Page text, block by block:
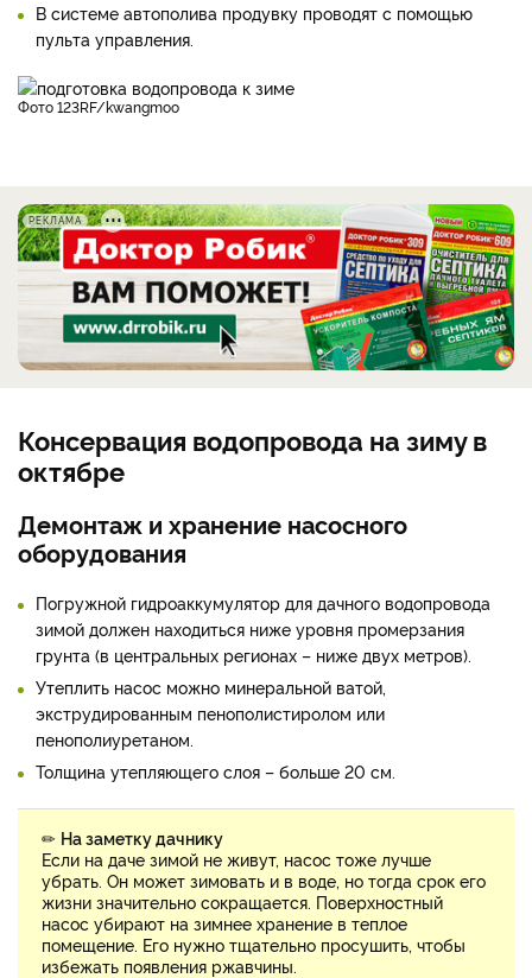
В системе автополива продувку проводят с помощью
пульта управления.
фото 123RF/kwangmoo
РЕКЛАМА
Консервация водопровода на зиму в
октябре
Демонтаж и хранение насосного
оборудования
Погружной гидроаккумулятор для дачного водопровода
зимой должен находиться ниже уровня промерзания
грунта (в центральных регионах – ниже двух метров).
Утеплить насос можно минеральной ватой,
экструдированным пенополистиролом или
пенополиуретаном.
Толщина утепляющего слоя – больше 20 см.
✏ На заметку дачнику
Если на даче зимой не живут, насос тоже лучше
убрать. Он может зимовать и в воде, но тогда срок его
жизни значительно сокращается. Поверхностный
насос убирают на зимнее хранение в теплое
помещение. Его нужно тщательно просушить, чтобы
избежать появления ржавчины.